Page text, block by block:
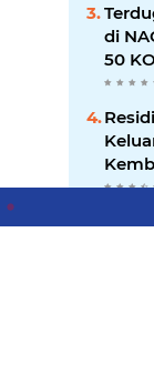
di
50
Sita